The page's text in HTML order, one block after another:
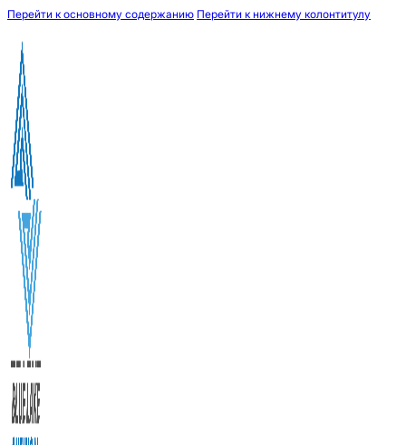
Перейти к основному содержанию Перейти к нижнему колонтитулу